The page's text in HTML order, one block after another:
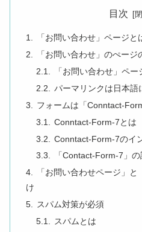
目次
「お問い合わせ」ページと
「お問い合わせ」のぺージ
「お問い合わせ」ペ
パーマリンクは日本語
フォームは「Conntact-
Conntact-Form-7とは
Conntact-Form-7のイ
「Contact-Form-7」の
「お問い合わせページ」
け
スパム対策が必須
スパムとは